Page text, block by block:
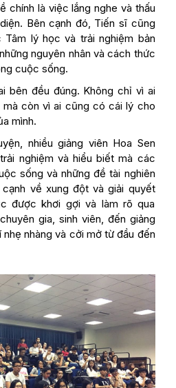
chính là việc lắng nghe và thấu
Bên cạnh đó, Tiến sĩ cũng
lý học và trải nghiệm bản
nguyên nhân và cách thức
cuộc sống.
bên đều đúng. Không chỉ vì ai
mà còn vì ai cũng có cái lý cho
mình.
nhiều giảng viên Hoa Sen
nghiệm và hiểu biết mà các
sống và những đề tài nghiên
về xung đột và giải quyết
được khơi gợi và làm rõ qua
gia, sinh viên, đến giảng
nhàng và cởi mở từ đầu đến